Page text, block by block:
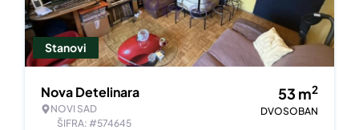
Stanovi
Nova Detelinara
NOVI SAD
ŠIFRA: #574645
53 m2
DVOSOBAN